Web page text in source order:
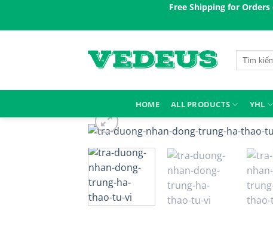
Free Shipping for Orders over 200$ㅤ✨
Search
for:
HOME ALL PRODUCTS YHL